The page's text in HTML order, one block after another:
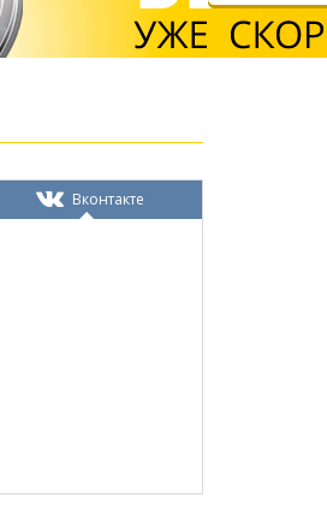
Вконтакте